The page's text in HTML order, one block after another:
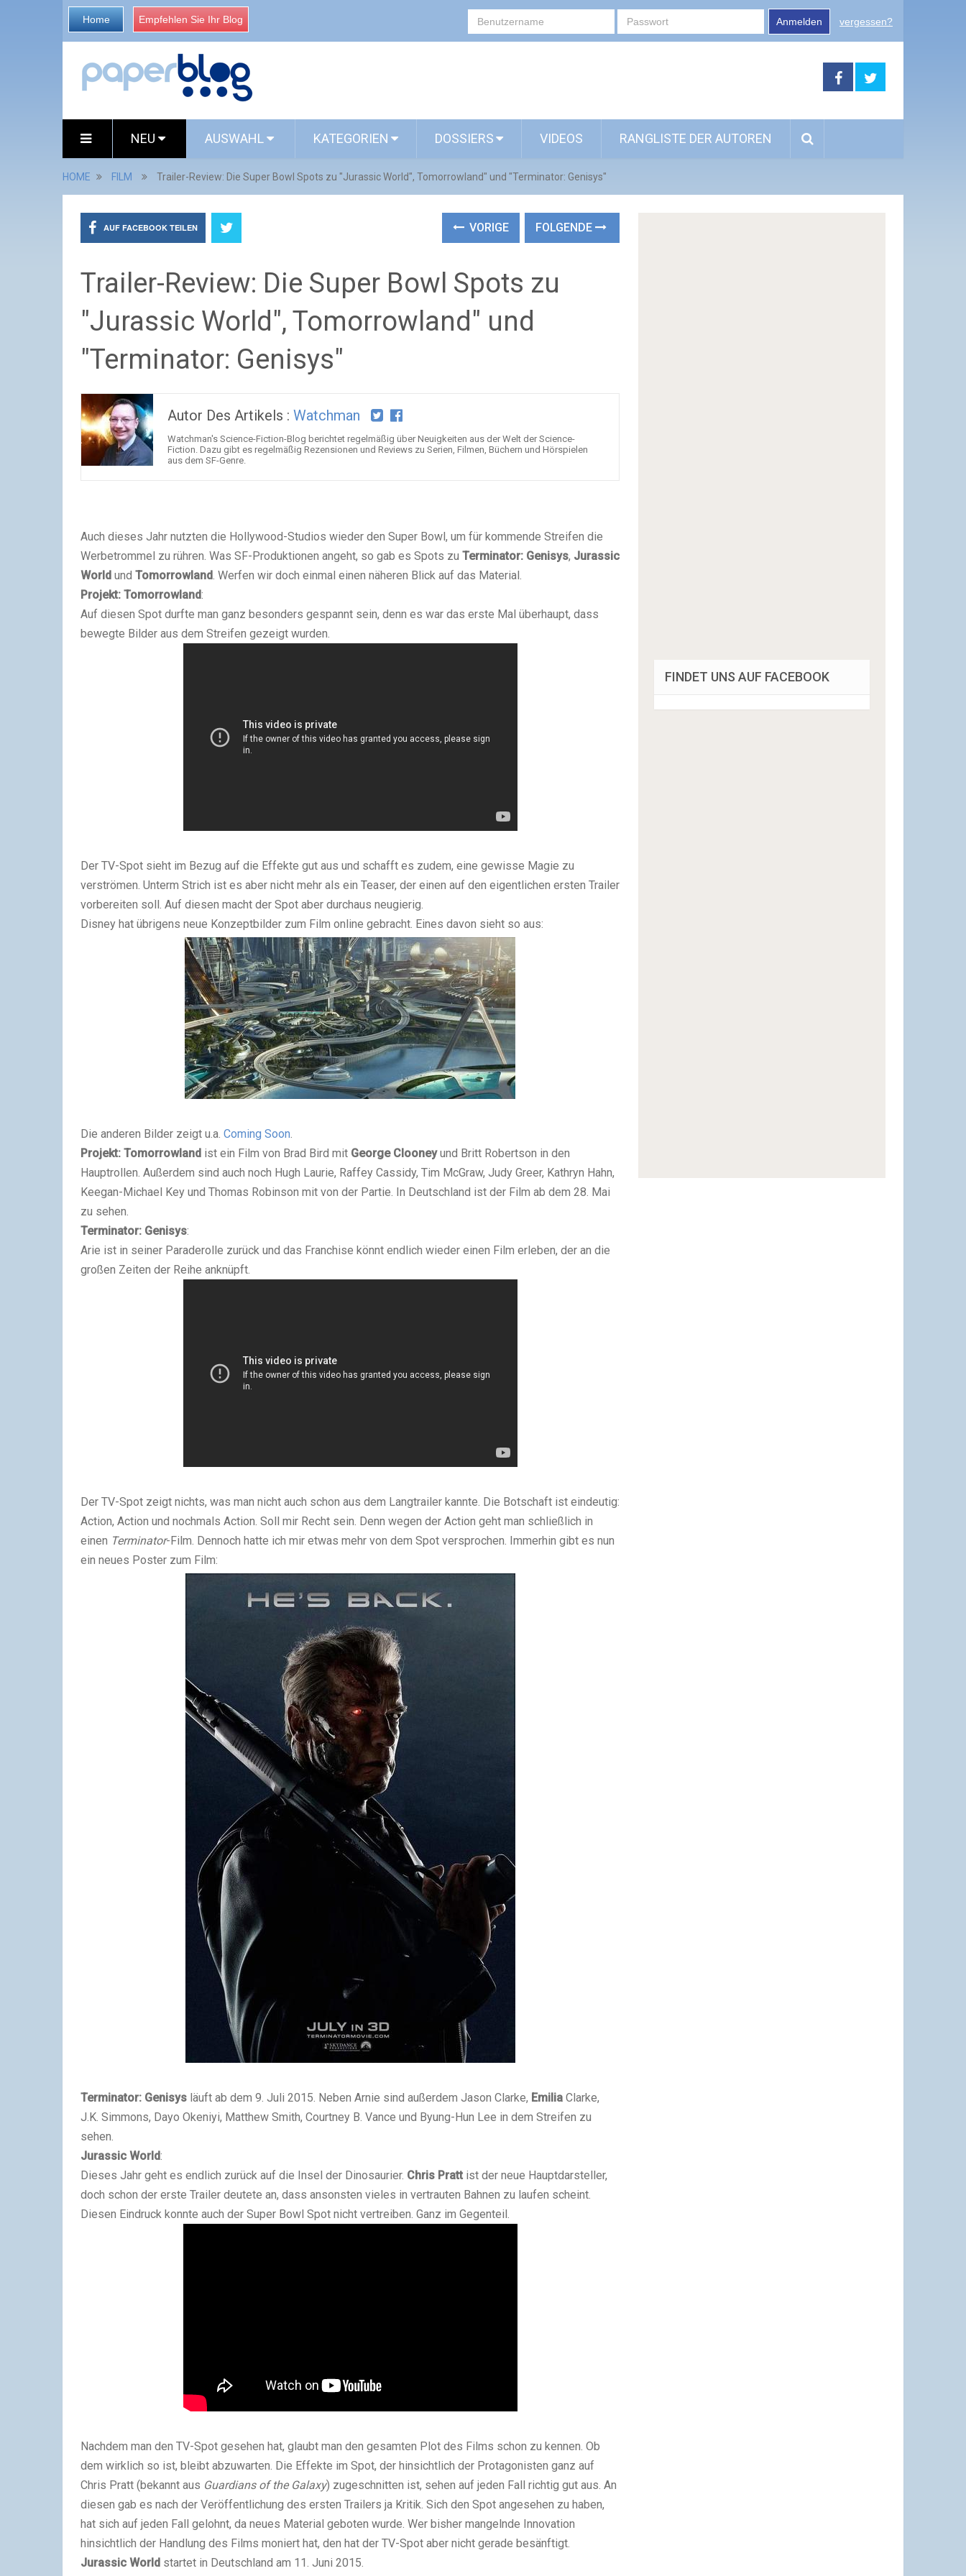
Home Empfehlen Sie Ihr Blog Anmelden vergessen?
NEU AUSWAHL KATEGORIEN DOSSIERS VIDEOS RANGLISTE DER AUTOREN
HOME FILM Trailer-Review: Die Super Bowl Spots zu "Jurassic World", Tomorrowland" und "Terminator: Genisys"
AUF FACEBOOK TEILEN VORIGE FOLGENDE
Trailer-Review: Die Super Bowl Spots zu
"Jurassic World", Tomorrowland" und
"Terminator: Genisys"
Autor Des Artikels : Watchman
Watchman's Science-Fiction-Blog berichtet regelmäßig über Neuigkeiten aus der Welt der Science-
Fiction. Dazu gibt es regelmäßig Rezensionen und Reviews zu Serien, Filmen, Büchern und Hörspielen
aus dem SF-Genre.
Auch dieses Jahr nutzten die Hollywood-Studios wieder den Super Bowl, um für kommende Streifen die
Werbetrommel zu rühren. Was SF-Produktionen angeht, so gab es Spots zu Terminator: Genisys, Jurassic
World und Tomorrowland. Werfen wir doch einmal einen näheren Blick auf das Material.
Projekt: Tomorrowland:
Auf diesen Spot durfte man ganz besonders gespannt sein, denn es war das erste Mal überhaupt, dass
bewegte Bilder aus dem Streifen gezeigt wurden.
Der TV-Spot sieht im Bezug auf die Effekte gut aus und schafft es zudem, eine gewisse Magie zu
verströmen. Unterm Strich ist es aber nicht mehr als ein Teaser, der einen auf den eigentlichen ersten Trailer
vorbereiten soll. Auf diesen macht der Spot aber durchaus neugierig.
Disney hat übrigens neue Konzeptbilder zum Film online gebracht. Eines davon sieht so aus:
Die anderen Bilder zeigt u.a. Coming Soon
Projekt: Tomorrowland ist ein Film von Brad Bird mit George Clooneyund Britt Robertson in den
Hauptrollen. Außerdem sind auch noch Hugh Laurie, Raffey Cassidy, Tim McGraw, Judy Greer, Kathryn Hahn,
Keegan-Michael Key und Thomas Robinson mit von der Partie. In Deutschland ist der Film ab dem 28. Mai
zu sehen.
Terminator: Genisys:
Arie ist in seiner Paraderolle zurück und das Franchise könnt endlich wieder einen Film erleben, der an die
großen Zeiten der Reihe anknüpft.
Der TV-Spot zeigt nichts, was man nicht auch schon aus dem Langtrailer kannte. Die Botschaft ist eindeutig:
Action, Action und nochmals Action. Soll mir Recht sein. Denn wegen der Action geht man schließlich in
einen Terminator-Film. Dennoch hatte ich mir etwas mehr von dem Spot versprochen. Immerhin gibt es nun
ein neues Poster zum Film:
Terminator: Genisys läuft ab dem 9. Juli 2015. Neben Arnie sind außerdem Jason Clarke, Emilia Clarke,
J.K. Simmons, Dayo Okeniyi, Matthew Smith, Courtney B. Vance und Byung-Hun Lee in dem Streifen zu
sehen.
Jurassic World:
Dieses Jahr geht es endlich zurück auf die Insel der Dinosaurier. Chris Pratt ist der neue Hauptdarsteller,
doch schon der erste Trailer deutete an, dass ansonsten vieles in vertrauten Bahnen zu laufen scheint.
Diesen Eindruck konnte auch der Super Bowl Spot nicht vertreiben. Ganz im Gegenteil.
Nachdem man den TV-Spot gesehen hat, glaubt man den gesamten Plot des Films schon zu kennen. Ob
dem wirklich so ist, bleibt abzuwarten. Die Effekte im Spot, der hinsichtlich der Protagonisten ganz auf
Chris Pratt (bekannt aus Guardians of the Galaxy) zugeschnitten ist, sehen auf jeden Fall richtig gut aus. An
diesen gab es nach der Veröffentlichung des ersten Trailers ja Kritik. Sich den Spot angesehen zu haben,
hat sich auf jeden Fall gelohnt, da neues Material geboten wurde. Wer bisher mangelnde Innovation
hinsichtlich der Handlung des Films moniert hat, den hat der TV-Spot aber nicht gerade besänftigt.
Jurassic World startet in Deutschland am 11. Juni 2015.
FINDET UNS AUF FACEBOOK